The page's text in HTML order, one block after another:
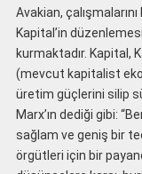
Avakian,
Kapital’in
kurmaktadır. Kapital,
(mevcut kapitalist
üretim güçlerini silip
Marx’ın dediği gibi:
sağlam ve geniş bir
örgütleri için bir